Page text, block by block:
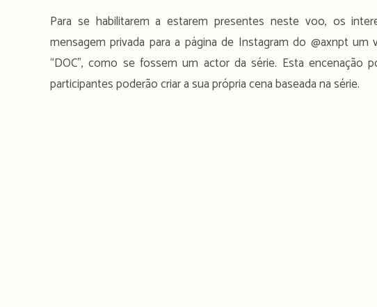
Para se habilitarem a estarem presentes neste voo, os
mensagem privada para a página de Instagram do @axnpt
“DOC”, como se fossem um actor da série. Esta
participantes poderão criar a sua própria cena baseada na série.